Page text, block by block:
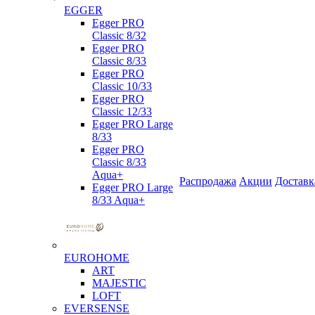
EGGER
Egger PRO
Classic 8/32
Egger PRO
Classic 8/33
Egger PRO
Classic 10/33
Egger PRO
Classic 12/33
Egger PRO Large
8/33
Egger PRO
Classic 8/33
Aqua+
Egger PRO Large
8/33 Aqua+
EUROHOME
ART
MAJESTIC
LOFT
EVERSENSE
Распродажа Акции